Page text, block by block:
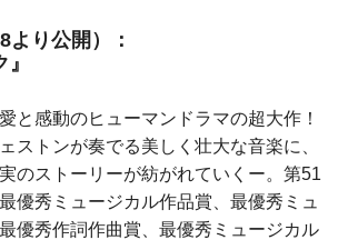
り公開）：
と感動のヒューマンドラマの超大作！
ストンが奏でる美しく壮大な音楽に、
のストーリーが紡がれていくー。第51
優秀ミュージカル作品賞、最優秀ミュ
優秀作詞作曲賞、最優秀ミュージカル